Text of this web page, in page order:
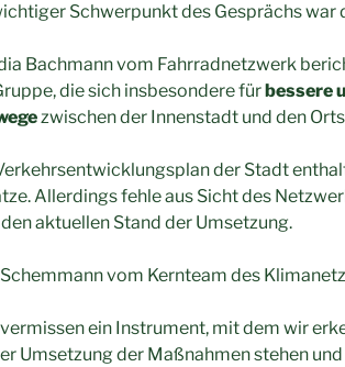
Schwerpunkt des Gesprächs war
Bachmann vom Fahrradnetzwerk
die sich insbesondere für bessere
zwischen der Innenstadt und den
der Stadt
Allerdings fehle aus Sicht des
aktuellen Stand der Umsetzung.
vom Kernteam des
ein Instrument, mit dem wir
Umsetzung der Maßnahmen stehen